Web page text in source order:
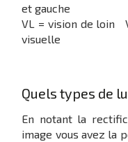
et gauche
VL = vision de loin
visuelle
Quels types de
En notant la
image vous avez la